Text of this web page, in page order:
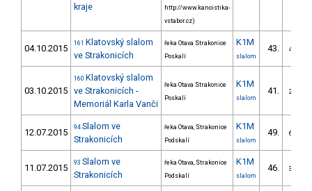
kraje
http://www.kanoistika-
vstabor.cz)
04.10.2015 161 Klatovský slalom
ve Strakonicích
řeka Otava Strakonice
Poskalí
K1M
slalom
43. 4/VS
03.10.2015
160 Klatovský slalom
ve Strakonicích -
Memoriál Karla Vanči
řeka Otava Strakonice
Poskalí
K1M
slalom
41. 2/VS
12.07.2015 94 Slalom ve
Strakonicích
řeka Otava, Strakonice
Podskalí
K1M
slalom
49. 6/VS
11.07.2015 93 Slalom ve
Strakonicích
řeka Otava, Strakonice
Podskalí
K1M
slalom
46. 3/VS